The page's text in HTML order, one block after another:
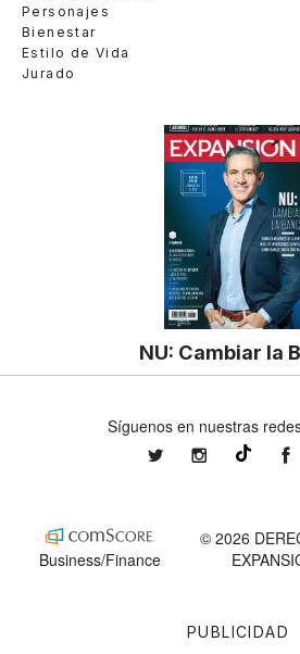
Personajes
Bienestar
Estilo de Vida
Jurado
NU: Cambiar la
PUBLICIDAD
Síguenos en nuestras
expansionmxexpansionmx
Business/Finance
© 2026